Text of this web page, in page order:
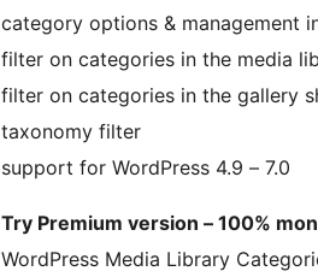
category options & management
filter on categories in the media
filter on categories in the gallery
taxonomy filter
support for WordPress 4.9 – 7.0
Try Premium version – 100%
WordPress Media Library